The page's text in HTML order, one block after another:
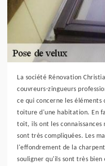
La société Rénovation
couvreurs-zingueurs
ce qui concerne les
toiture d'une habitation. En
toit, ils ont les connaissances
sont très compliquées. Les
l'effondrement de la
souligner qu'ils sont très bien